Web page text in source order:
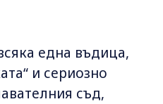
една въдица,
и сериозно
съд,